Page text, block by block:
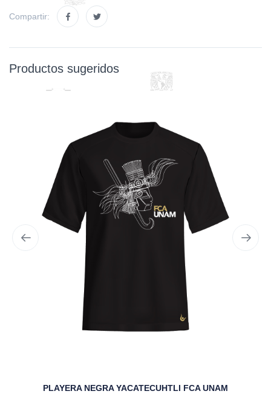
Compartir:
Productos sugeridos
PLAYERA NEGRA YACATECUHTLI FCA UNAM